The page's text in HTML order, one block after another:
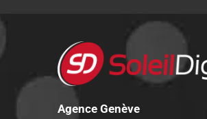
Agence Genève